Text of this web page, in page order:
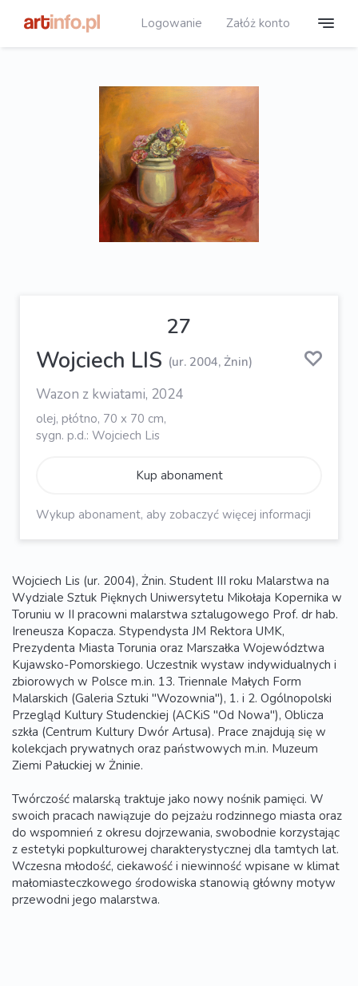
Logowanie Załóż konto
27
Wojciech LIS (ur. 2004, Żnin)
Wazon z kwiatami, 2024
olej, płótno, 70 x 70 cm,
sygn. p.d.: Wojciech Lis
Kup abonament
Wykup abonament, aby zobaczyć więcej informacji
Wojciech Lis (ur. 2004), Żnin. Student III roku Malarstwa na
Wydziale Sztuk Pięknych Uniwersytetu Mikołaja Kopernika w
Toruniu w II pracowni malarstwa sztalugowego Prof. dr hab.
Ireneusza Kopacza. Stypendysta JM Rektora UMK,
Prezydenta Miasta Torunia oraz Marszałka Województwa
Kujawsko-Pomorskiego. Uczestnik wystaw indywidualnych i
zbiorowych w Polsce m.in. 13. Triennale Małych Form
Malarskich (Galeria Sztuki "Wozownia"), 1. i 2. Ogólnopolski
Przegląd Kultury Studenckiej (ACKiS "Od Nowa"), Oblicza
szkła (Centrum Kultury Dwór Artusa). Prace znajdują się w
kolekcjach prywatnych oraz państwowych m.in. Muzeum
Ziemi Pałuckiej w Żninie.
Twórczość malarską traktuje jako nowy nośnik pamięci. W
swoich pracach nawiązuje do pejzażu rodzinnego miasta oraz
do wspomnień z okresu dojrzewania, swobodnie korzystając
z estetyki popkulturowej charakterystycznej dla tamtych lat.
Wczesna młodość, ciekawość i niewinność wpisane w klimat
małomiasteczkowego środowiska stanowią główny motyw
przewodni jego malarstwa.